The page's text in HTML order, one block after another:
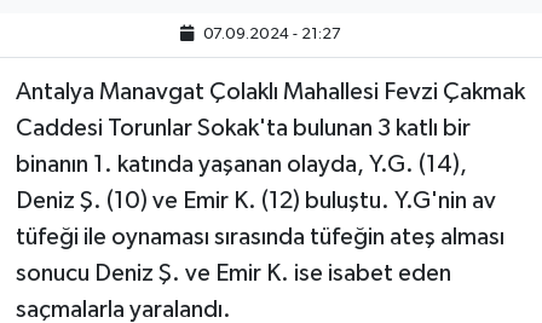
07.09.2024 - 21:27
Antalya Manavgat Çolaklı Mahallesi Fevzi Çakmak
Caddesi Torunlar Sokak'ta bulunan 3 katlı bir
binanın 1. katında yaşanan olayda, Y.G. (14),
Deniz Ş. (10) ve Emir K. (12) buluştu. Y.G'nin av
tüfeği ile oynaması sırasında tüfeğin ateş alması
sonucu Deniz Ş. ve Emir K. ise isabet eden
saçmalarla yaralandı.